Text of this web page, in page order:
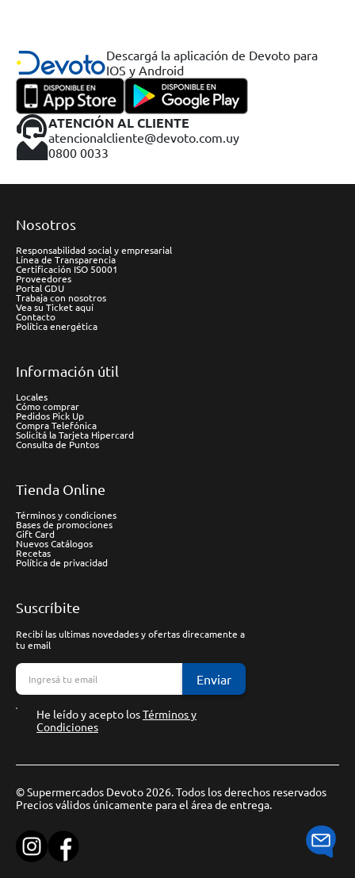
Descargá la aplicación de Devoto para
IOS y Android
ATENCIÓN AL CLIENTE
atencionalcliente@devoto.com.uy
0800 0033
Nosotros
Responsabilidad social y empresarial
Línea de Transparencia
Certificación ISO 50001
Proveedores
Portal GDU
Trabaja con nosotros
Vea su Ticket aquí
Contacto
Política energética
Información útil
Locales
Cómo comprar
Pedidos Pick Up
Compra Telefónica
Solicitá la Tarjeta Hipercard
Consulta de Puntos
Tienda Online
Términos y condiciones
Bases de promociones
Gift Card
Nuevos Catálogos
Recetas
Política de privacidad
Suscríbite
Recibí las ultimas novedades y ofertas direcamente a
tu email
Enviar
He leído y acepto losTérminos y
Condiciones
© Supermercados Devoto 2026. Todos los derechos reservados
Precios válidos únicamente para el área de entrega.